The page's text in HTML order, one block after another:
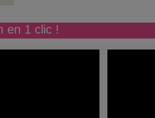
en 1 clic !